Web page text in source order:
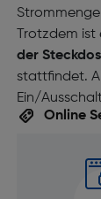
Trotzdem
der
stattfindet.
Ein/
Online